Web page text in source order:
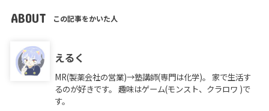
ABOUT この記事をかいた人
えるく
MR(製薬会社の営業)→塾講師(専門は化学)。 家で生活す
るのが好きです。 趣味はゲーム(モンスト、クラロワ )で
す。